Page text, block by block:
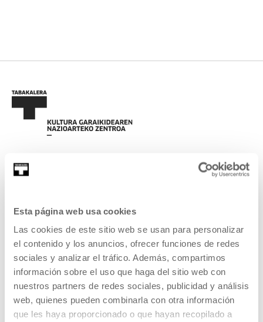
Esta página web usa cookies
Las cookies de este sitio web se usan para personalizar
el contenido y los anuncios, ofrecer funciones de redes
sociales y analizar el tráfico. Además, compartimos
información sobre el uso que haga del sitio web con
nuestros partners de redes sociales, publicidad y análisis
web, quienes pueden combinarla con otra información
que les haya proporcionado o que hayan recopilado a
EMAN IZENA BULETINEAN
NOLA ETORRI
BISITA GIDATUAK
OSTATUA